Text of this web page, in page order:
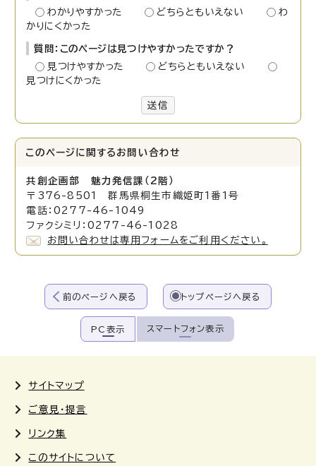
わかりやすかった
どちらともいえない
わ
かりにくかった
質問：このページは見つけやすかったですか？
見つけやすかった
どちらともいえない
見つけにくかった
送信
このページに関する お問い合わせ
共創企画部 魅力発信課（2階）
〒376-8501 群馬県桐生市織姫町1番1号
電話：0277-46-1049
ファクシミリ：0277-46-1028
お問い合わせは専用フォームをご利用ください。
前のページへ戻る トップページへ戻る
PC表示 スマートフォン表示
サイトマップ
ご意見・提言
リンク集
このサイトについて